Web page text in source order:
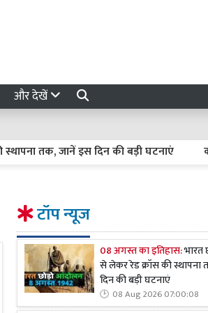
और देखें
जानें इस दिन की बड़ी घटनाएं कर्ज में
टॉप न्यूज
08 अगस्त का इतिहास:भारत
से लेकर रेड क्रॉस की स्थापना
दिन की बड़ी घटनाएं
08 Aug 2026 07:00:08